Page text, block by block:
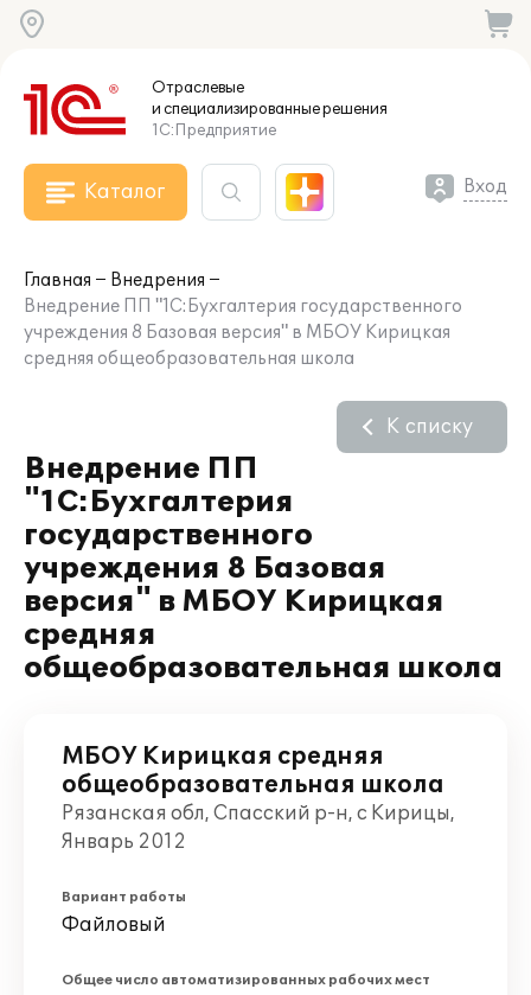
Отраслевые
и специализированныерешения
1С:Предприятие
Каталог Вход
Главная
Внедрения
Внедрение ПП "1С:Бухгалтерия государственного
учреждения 8 Базовая версия" в МБОУ Кирицкая
средняя общеобразовательная школа
Внедрение ПП
"1С:Бухгалтерия
государственного
учреждения 8 Базовая
версия" в МБОУ Кирицкая
средняя
общеобразовательная школа
К списку
МБОУ Кирицкая средняя
общеобразовательная школа
Рязанская обл, Спасский р-н, с Кирицы,
Январь 2012
Вариант работы
Файловый
Общее число автоматизированных рабочих мест